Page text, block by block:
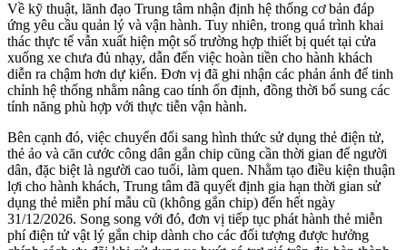
Về kỹ thuật, lãnh đạo Trung tâm nhận định hệ thống cơ bản đáp
ứng yêu cầu quản lý và vận hành. Tuy nhiên, trong quá trình khai
thác thực tế vẫn xuất hiện một số trường hợp thiết bị quét tại cửa
xuống xe chưa đủ nhạy, dẫn đến việc hoàn tiền cho hành khách
diễn ra chậm hơn dự kiến. Đơn vị đã ghi nhận các phản ánh để tinh
chỉnh hệ thống nhằm nâng cao tính ổn định, đồng thời bổ sung các
tính năng phù hợp với thực tiễn vận hành.
Bên cạnh đó, việc chuyển đổi sang hình thức sử dụng thẻ điện tử,
thẻ ảo và căn cước công dân gắn chip cũng cần thời gian để người
dân, đặc biệt là người cao tuổi, làm quen. Nhằm tạo điều kiện thuận
lợi cho hành khách, Trung tâm đã quyết định gia hạn thời gian sử
dụng thẻ miễn phí mẫu cũ (không gắn chip) đến hết ngày
31/12/2026. Song song với đó, đơn vị tiếp tục phát hành thẻ miễn
phí điện tử vật lý gắn chip dành cho các đối tượng được hưởng